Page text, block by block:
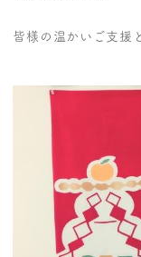
皆様の温かいご支援